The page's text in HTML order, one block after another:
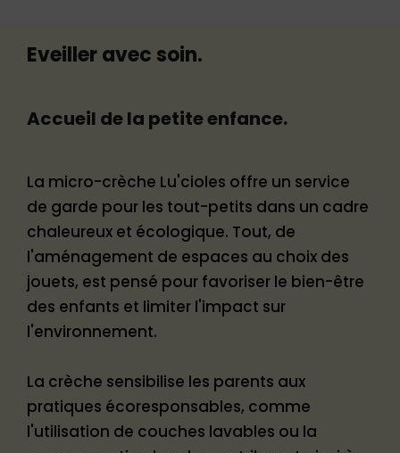
Eveiller avec soin.
Accueil de la petite enfance.
La micro-crèche Lu'cioles offre un service
de garde pour les tout-petits dans un cadre
chaleureux et écologique. Tout, de
l'aménagement de espaces au choix des
jouets, est pensé pour favoriser le bien-être
des enfants et limiter l'impact sur
l'environnement.
La crèche sensibilise les parents aux
pratiques écoresponsables, comme
l'utilisation de couches lavables ou la